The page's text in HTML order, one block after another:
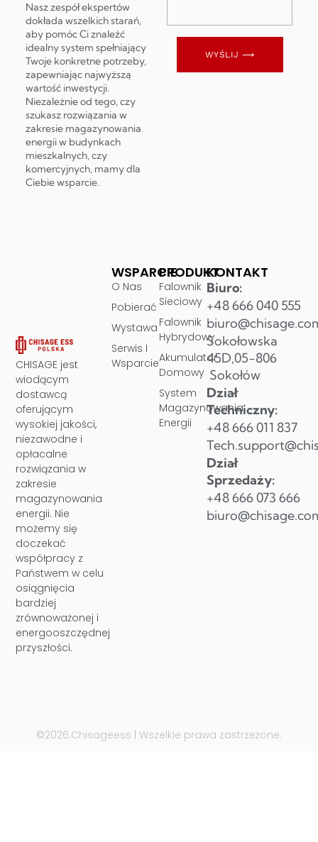
Nasz zespół ekspertów
dokłada wszelkich starań,
aby pomóc Ci znaleźć
idealny system spełniający
Twoje konkretne potrzeby,
zapewniając najwyższą
wartość inwestycji.
Niezależnie od tego, czy
szukasz rozwiązania w
zakresie magazynowania
energii w budynkach
mieszkalnych, czy
komercyjnych, mamy dla
Ciebie wsparcie.
WYŚLIJ ⟶
CHISAGE jest
wiodącym
dostawcą
oferującym
wysokiej jakości,
niezawodne i
opłacalne
rozwiązania w
zakresie
magazynowania
energii. Nie
możemy się
doczekać
współpracy z
Państwem w celu
osiągnięcia
bardziej
zrównoważonej i
energooszczędnej
przyszłości.
PRODUKT
Falownik
Sieciowy
Falownik
Hybrydowy
Akumulator
Domowy
System
Magazynowania
Energii
WSPARCIE
O Nas
Pobierać
Wystawa
Serwis I
Wsparcie
KONTAKT
Biuro:
+48 666 040 555
Sokołowska
45D,05-806
Sokołów
Dział
Techniczny:
+48 666 011 837
Dział
Sprzedaży:
+48 666 073 666
©2026.Chisageess | Wszelkie prawa zastrzeżone.